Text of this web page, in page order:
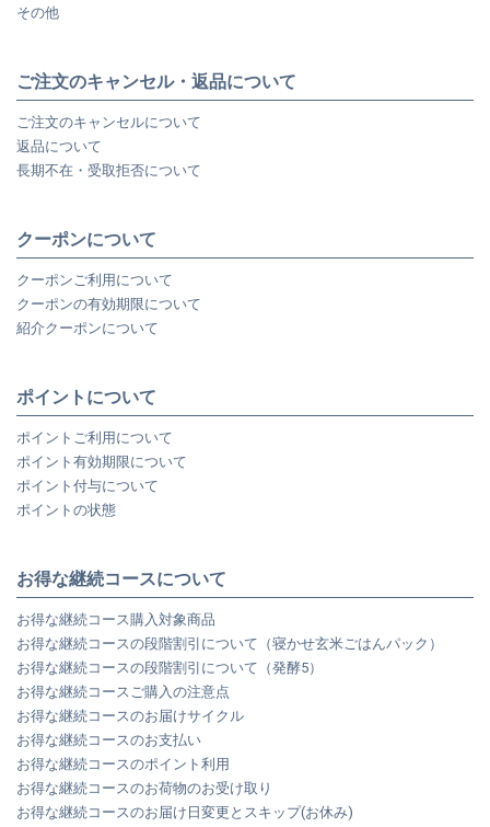
その他
ご注文のキャンセル・返品について
ご注文のキャンセルについて
返品について
長期不在・受取拒否について
クーポンについて
クーポンご利用について
クーポンの有効期限について
紹介クーポンについて
ポイントについて
ポイントご利用について
ポイント有効期限について
ポイント付与について
ポイントの状態
お得な継続コースについて
お得な継続コース購入対象商品
お得な継続コースの段階割引について（寝かせ玄米ごはんパック）
お得な継続コースの段階割引について（発酵5）
お得な継続コースご購入の注意点
お得な継続コースのお届けサイクル
お得な継続コースのお支払い
お得な継続コースのポイント利用
お得な継続コースのお荷物のお受け取り
お得な継続コースのお届け日変更とスキップ(お休み)